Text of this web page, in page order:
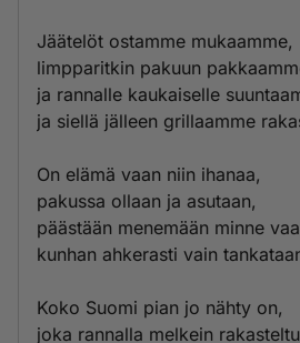
Jäätelöt ostamme mukaamme,
limpparitkin pakuun
ja rannalle kaukaiselle
ja siellä jälleen grillaamme
On elämä vaan niin ihanaa,
pakussa ollaan ja asutaan,
päästään menemään minne
kunhan ahkerasti vain
Koko Suomi pian jo nähty on,
joka rannalla melkein